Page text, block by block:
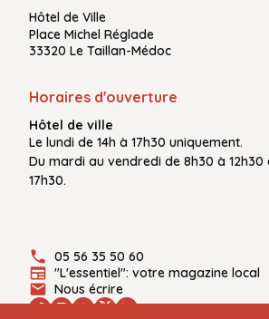
Hôtel de Ville
Place Michel Réglade
33320 Le Taillan-Médoc
Horaires d'ouverture
Hôtel de ville
Le lundi de 14h à 17h30 uniquement.
Du mardi au vendredi de 8h30 à 12h30
17h30.
05 56 35 50 60
"L'essentiel": votre magazine local
Nous écrire